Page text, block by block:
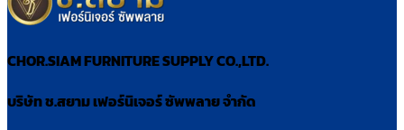
CHOR.SIAM FURNITURE SUPPLY CO.,LTD.
บริษัท ช.สยาม เฟอร์นิเจอร์ ซัพพลาย จำกัด